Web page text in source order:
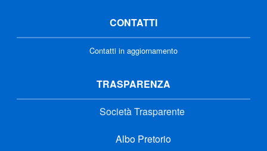
CONTATTI
Contatti in aggiornamento
TRASPARENZA
Società Trasparente
Albo Pretorio